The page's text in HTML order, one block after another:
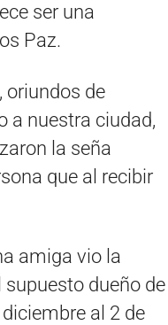
ser una
Paz.
oriundos de
a nuestra ciudad,
la seña
que al recibir
amiga vio la
dueño de
al 2 de